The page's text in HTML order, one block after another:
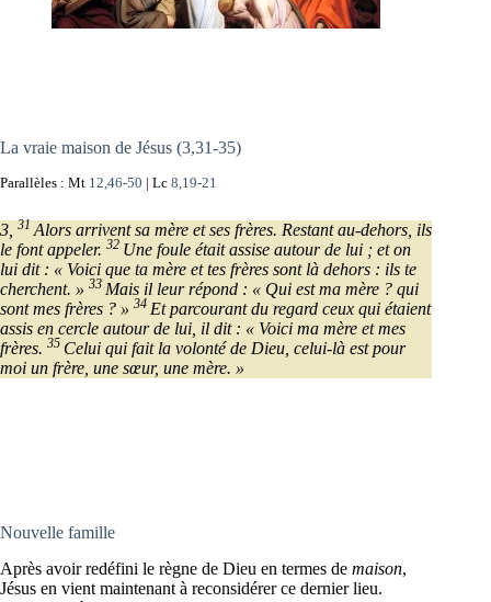
La vraie maison de Jésus (3,31-35)
Parallèles : Mt 12,46-50 | Lc 8,19-21
3, 31Alors arrivent sa mère et ses frères. Restant au-dehors, ils
le font appeler. 32 Une foule était assise autour de lui ; et on
lui dit : « Voici que ta mère et tes frères sont là dehors : ils te
cherchent. » 33 Mais il leur répond : « Qui est ma mère ? qui
sont mes frères ? » 34 Et parcourant du regard ceux qui étaient
assis en cercle autour de lui, il dit : « Voici ma mère et mes
frères. 35 Celui qui fait la volonté de Dieu, celui-là est pour
moi un frère, une sœur, une mère. »
Nouvelle famille
Après avoir redéfini le règne de Dieu en termes de maison,
Jésus en vient maintenant à reconsidérer ce dernier lieu.